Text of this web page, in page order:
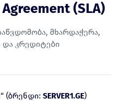
(SLA)
მხარდაჭერა,
და კრედიტები
(ბრენდი: SERVER1.GE)